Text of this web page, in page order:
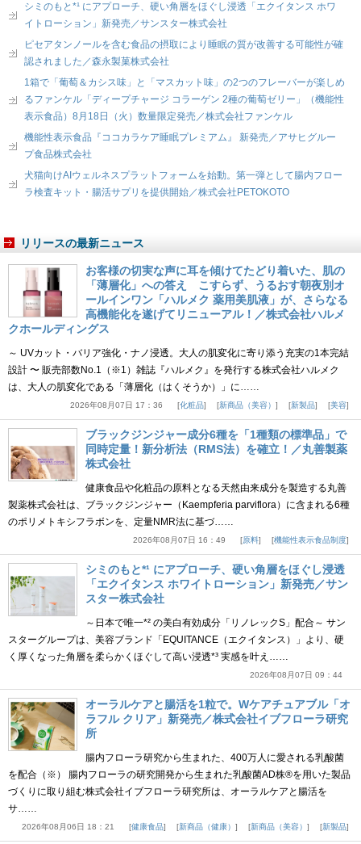
シミのもと*¹ にアプローチ、硬い角層をほぐし浸透「エクイタンス ホワ
イトローション」新発売／サンスター株式会社
ピセアタンノールを含む食品の摂取により睡眠の質が改善する可能性が確
認されました／森永製菓株式会社
1箱で「葡萄＆カシス味」と「マスカット味」の2つのフレーバーが楽しめ
るファンケル「ディープチャージ コラーゲン 2種の葡萄ゼリー」（機能性
表示食品）8月18日（火）数量限定発売／株式会社ファンケル
機能性表示食品『ココカラケア睡眠プレミアム』 新発売／アサヒグルー
プ食品株式会社
犬猫向けAIウェルネスプラットフォームを始動。第一弾として腸内フロー
ラ検査キット・腸活サプリを提供開始／株式会社PETOKOTO
リリースの最新ニュース
お客様の切実な声に耳を傾けてたどり着いた、肌の
「薄層化」への答え こすらず、うるおす朝夜別オ
ールインワン「ハルメク 薬用美肌液」が、さらなる
高機能化を遂げてリニューアル！／株式会社ハルメ
クホールディングス
～ UVカット・バリア強化・ナノ浸透。大人の肌変化に寄り添う充実の1本完結
設計 〜 販売部数No.1（※1）雑誌『ハルメク』を発行する株式会社ハルメク
は、大人の肌変化である「薄層化（はくそうか）」に……
2026年08月07日 17：36 化粧品 新商品（美容） 新製品 美容
ブラックジンジャー成分6種を「1種類の標準品」で
同時定量！新分析法（RMS法）を確立！／丸善製薬
株式会社
健康食品や化粧品の原料となる天然由来成分を製造する丸善
製薬株式会社は、ブラックジンジャー（Kaempferia parviflora）に含まれる6種
のポリメトキシフラボンを、定量NMR法に基づ……
2026年08月07日 16：49 原料 機能性表示食品制度
シミのもと*¹ にアプローチ、硬い角層をほぐし浸透
「エクイタンス ホワイトローション」新発売／サン
スター株式会社
～日本で唯一*² の美白有効成分「リノレックS」配合～ サン
スターグループは、美容ブランド「EQUITANCE（エクイタンス）」より、硬
く厚くなった角層を柔らかくほぐして高い浸透*³ 実感を叶え……
2026年08月07日 09：44
オーラルケアと腸活を1粒で。Wケアチュアブル「オ
ラフル クリア」新発売／株式会社イブフローラ研究
所
腸内フローラ研究から生まれた、400万人に愛される乳酸菌
を配合（※） 腸内フローラの研究開発から生まれた乳酸菌AD株®を用いた製品
づくりに取り組む株式会社イブフローラ研究所は、オーラルケアと腸活を
サ……
2026年08月06日 18：21 健康食品 新商品（健康） 新商品（美容） 新製品